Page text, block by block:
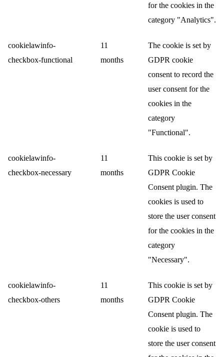
for the cookies in the
category "Analytics".
cookielawinfo-
checkbox-functional
11
months
The cookie is set by
GDPR cookie
consent to record the
user consent for the
cookies in the
category
"Functional".
cookielawinfo-
checkbox-necessary
11
months
This cookie is set by
GDPR Cookie
Consent plugin. The
cookies is used to
store the user consent
for the cookies in the
category
"Necessary".
cookielawinfo-
checkbox-others
11
months
This cookie is set by
GDPR Cookie
Consent plugin. The
cookie is used to
store the user consent